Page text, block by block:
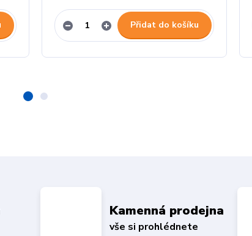
Přidat do košíku
Kamenná prodejna
vše si prohlédnete